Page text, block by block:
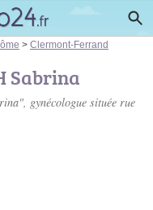
> Clermont-Ferrand
Sabrina
gynécologue située rue